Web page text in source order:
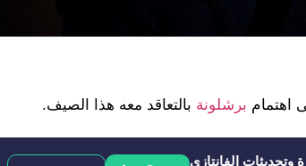
اهتمام برشلونة بالتعاقد معه هذا الصيف.
وتحديثات الفانتازي